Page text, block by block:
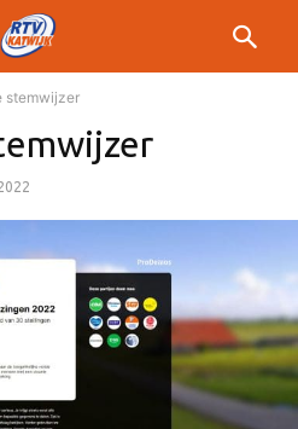
stemwijzer